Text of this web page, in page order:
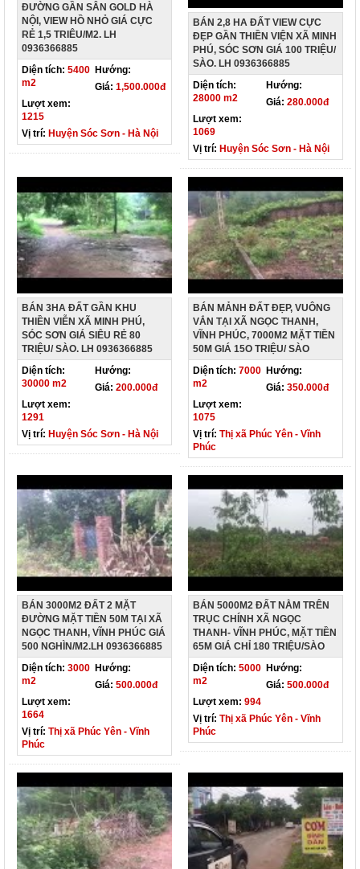
ĐƯỜNG GẦN SÂN GOLD HÀ
NỘI, VIEW HỒ NHỎ GIÁ CỰC
RẺ 1,5 TRIÊU/M2. LH
0936366885
Diện tích: 5400
m2
Hướng:
Giá: 1,500.000đ
Lượt xem:
1215
Vị trí: Huyện Sóc Sơn - Hà Nội
BÁN 2,8 HA ĐẤT VIEW CỰC
ĐẸP GẦN THIỀN VIỆN XÃ MINH
PHÚ, SÓC SƠN GIÁ 100 TRIỆU/
SÀO. LH 0936366885
Diện tích:
28000 m2
Hướng:
Giá: 280.000đ
Lượt xem:
1069
Vị trí: Huyện Sóc Sơn - Hà Nội
BÁN 3HA ĐẤT GẦN KHU
THIỀN VIỄN XÃ MINH PHÚ,
SÓC SƠN GIÁ SIÊU RẺ 80
TRIỆU/ SÀO. LH 0936366885
Diện tích:
30000 m2
Hướng:
Giá: 200.000đ
Lượt xem:
1291
Vị trí: Huyện Sóc Sơn - Hà Nội
BÁN MẢNH ĐẤT ĐẸP, VUÔNG
VẮN TẠI XÃ NGỌC THANH,
VĨNH PHÚC, 7000M2 MẶT TIỀN
50M GIÁ 15O TRIỆU/ SÀO
Diện tích: 7000
m2
Hướng:
Giá: 350.000đ
Lượt xem:
1075
Vị trí: Thị xã Phúc Yên - Vĩnh
Phúc
BÁN 3000M2 ĐẤT 2 MẶT
ĐƯỜNG MẶT TIỀN 50M TẠI XÃ
NGỌC THANH, VĨNH PHÚC GIÁ
500 NGHÌN/M2.LH 0936366885
Diện tích: 3000
m2
Hướng:
Giá: 500.000đ
Lượt xem:
1664
Vị trí: Thị xã Phúc Yên - Vĩnh
Phúc
BÁN 5000M2 ĐẤT NẰM TRÊN
TRỤC CHÍNH XÃ NGỌC
THANH- VĨNH PHÚC, MẶT TIỀN
65M GIÁ CHỈ 180 TRIỆU/SÀO
Diện tích: 5000
m2
Hướng:
Giá: 500.000đ
Lượt xem: 994
Vị trí: Thị xã Phúc Yên - Vĩnh
Phúc